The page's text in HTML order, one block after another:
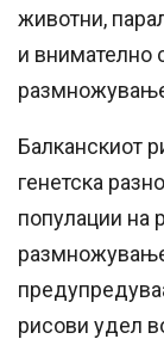
животни,
и внимателно
Балканскиот
генетска
популации на
рисови удел